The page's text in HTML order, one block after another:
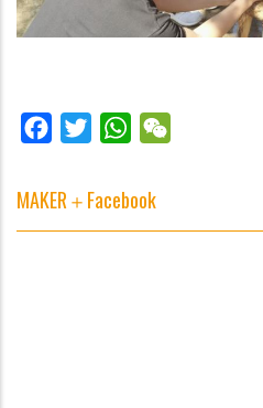
FacebookTwitterWhatsApp
MAKER＋Facebook